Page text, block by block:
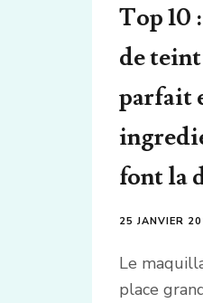
Top 10
de
parfait
font la
25 JANVIER
Le
place